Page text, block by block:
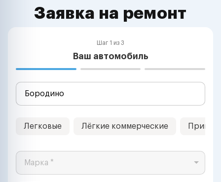
Заявка на ремонт
Шаг 1 из 3
Ваш автомобиль
Легковые Лёгкие коммерческие
Марка *